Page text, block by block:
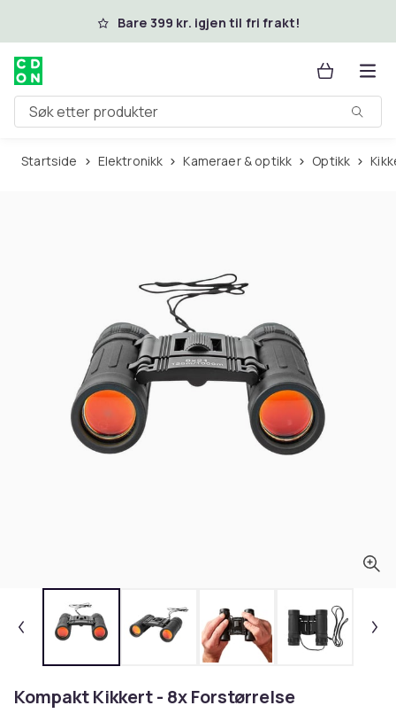
Hopp til hovedinnholdBare 399 kr. igjen til fri frakt!
Søk etter produkter
Startside Elektronikk Kameraer & optikk Optikk
Kompakt Kikkert - 8x Forstørrelse